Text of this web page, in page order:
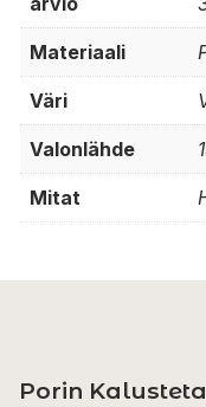
Materiaali
Väri
Valonlähde
Mitat
Porin